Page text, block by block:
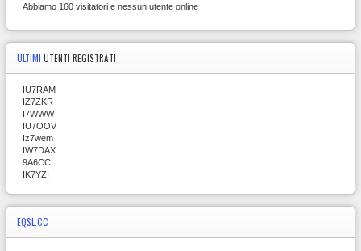
Abbiamo 160 visitatori e nessun utente online
ULTIMI UTENTI REGISTRATI
IU7RAM
IZ7ZKR
I7WWW
IU7OOV
Iz7wem
IW7DAX
9A6CC
IK7YZI
EQSL.CC